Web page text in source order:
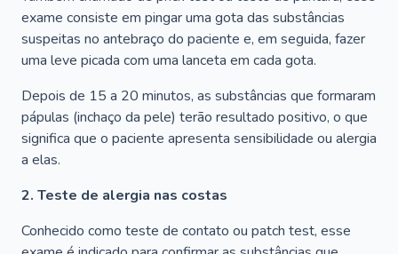
exame consiste em pingar uma gota das substâncias
suspeitas no antebraço do paciente e, em seguida, fazer
uma leve picada com uma lanceta em cada gota.
Depois de 15 a 20 minutos, as substâncias que formaram
pápulas (inchaço da pele) terão resultado positivo, o que
significa que o paciente apresenta sensibilidade ou alergia
a elas.
2. Teste de alergia nas costas
Conhecido como teste de contato ou patch test, esse